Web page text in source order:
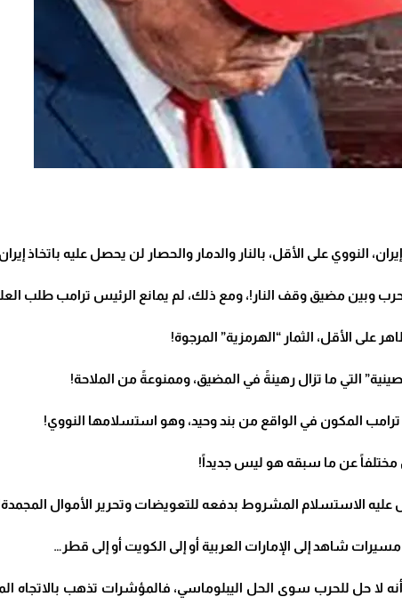
النووي على الأقل، بالنار والدمار والحصار لن يحصل عليه باتخاذ
وبين مضيق وقف النار!، ومع ذلك، لم يمانع الرئيس ترامب طلب
الأقل، الثمار “الهرمزية” المرجوة!
التي ما تزال رهينةً في المضيق، وممنوعةً من الملاحة!
المكون في الواقع من بند وحيد، وهو استسلامها النووي!
مختلفاً عن ما سبقه هو ليس جديداً!
الاستسلام المشروط بدفعه للتعويضات وتحرير الأموال
شاهد إلى الإمارات العربية أو إلى الكويت أو إلى قطر…
أنه لا حل للحرب سوى الحل اليبلوماسي، فالمؤشرات تذهب بالاتجاه